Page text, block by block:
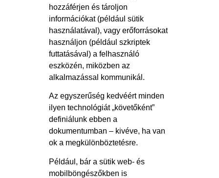
hozzáférjen és tároljon
információkat (például sütik
használatával), vagy erőforrásokat
használjon (például szkriptek
futtatásával) a felhasználó
eszközén, miközben az
alkalmazással kommunikál.
Az egyszerűség kedvéért minden
ilyen technológiát „követőként”
definiálunk ebben a
dokumentumban – kivéve, ha van
ok a megkülönböztetésre.
Például, bár a sütik web- és
mobilböngészőkben is